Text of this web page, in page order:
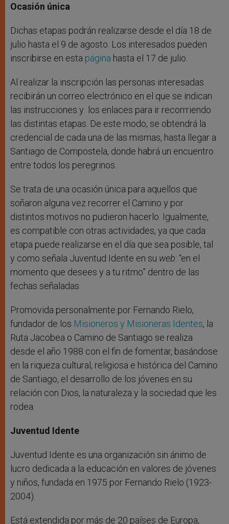
Ocasión única
Dichas etapas podrán realizarse desde el día 18 de
julio hasta el 9 de agosto. Los interesados pueden
inscribirse en esta página hasta el 17 de julio.
Al realizar la inscripción las personas interesadas
recibirán un correo electrónico en el que se indican
las instrucciones y los enlaces para ir recorrriendo
las distintas etapas. De este modo, se obtendrá la
credencial de cada una de las mismas, hasta llegar a
Santiago de Compostela, donde habrá un encuentro
entre todos los peregrinos.
Se trata de una ocasión única para aquellos que
soñaron alguna vez recorrer el Camino y por
distintos motivos no pudieron hacerlo. Igualmente,
es compatible con otras actividades, ya que cada
etapa puede realizarse en el día que sea posible, tal
y como señala Juventud Idente en su web: “en el
momento que desees y a tu ritmo” dentro de las
fechas señaladas.
Promovida personalmente por Fernando Rielo,
fundador de los Misioneros y Misioneras Identes, la
Ruta Jacobea o Camino de Santiago se realiza
desde el año 1988 con el fin de fomentar, basándose
en la riqueza cultural, religiosa e histórica del Camino
de Santiago, el desarrollo de los jóvenes en su
relación con Dios, la naturaleza y la sociedad que les
rodea.
Juventud Idente
Juventud Idente es una organización sin ánimo de
lucro dedicada a la educación en valores de jóvenes
y niños, fundada en 1975 por Fernando Rielo (1923-
2004).
Está extendida por más de 20 países de Europa,